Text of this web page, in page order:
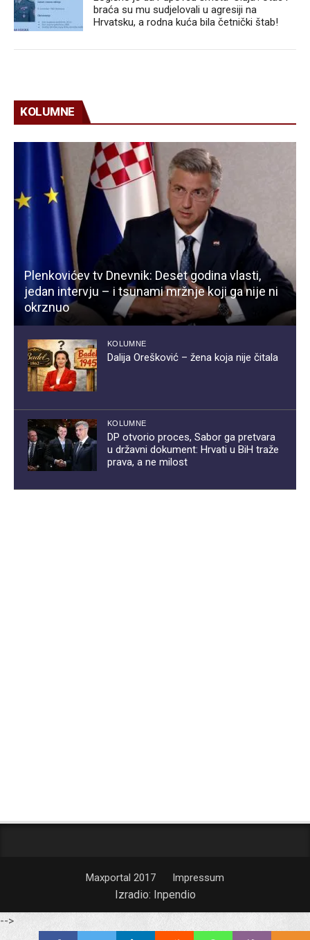
braća su mu sudjelovali u agresiji na
Hrvatsku, a rodna kuća bila četnički štab!
KOLUMNE
Plenkovićev tv Dnevnik: Deset godina vlasti,
jedan intervju – i tsunami mržnje koji ga nije ni
okrznuo
KOLUMNE
Dalija Orešković – žena koja nije čitala
KOLUMNE
DP otvorio proces, Sabor ga pretvara
u državni dokument: Hrvati u BiH traže
prava, a ne milost
Maxportal 2017 Impressum
Izradio: Inpendio
-->